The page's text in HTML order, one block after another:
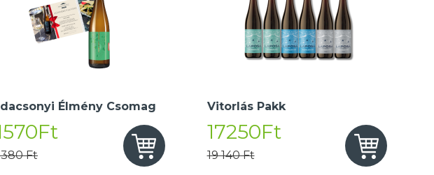
Élmény Csomag
Ft
Vitorlás Pakk
17250Ft
19 140 Ft